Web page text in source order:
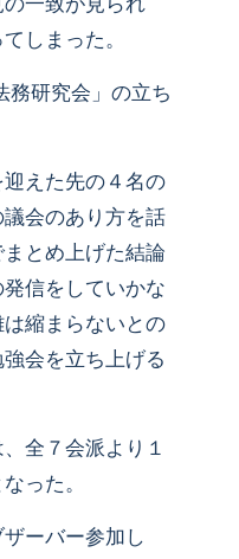
しまった。
務研究会」の立ち
えた先の４名の
会のあり方を話
とめ上げた結論
信をしていかな
縮まらないとの
会を立ち上げる
全７会派より１
った。
ーバー参加し